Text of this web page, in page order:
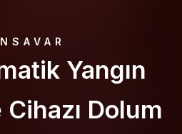
Yangın
Dolum